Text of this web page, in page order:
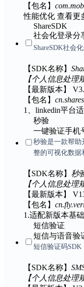
【包名】
性能优化 查看更
ShareSDK
社会化登录分
ShareSDK社会
【SDK名称】
【个人信息处理
【最新版本】
【包名】
1、linkedin平台
秒验
一键验证手机
秒验是一款帮助
整的可视化数据
【SDK名称】 秒
【个人信息处理
【最新版本】
【包名】
1.适配新版本基
短信验证
短信与语音验
短信验证码SDK
【SDK名称】
【个人信息处理